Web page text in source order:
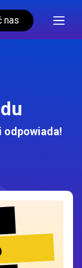
nas
odpowiada!